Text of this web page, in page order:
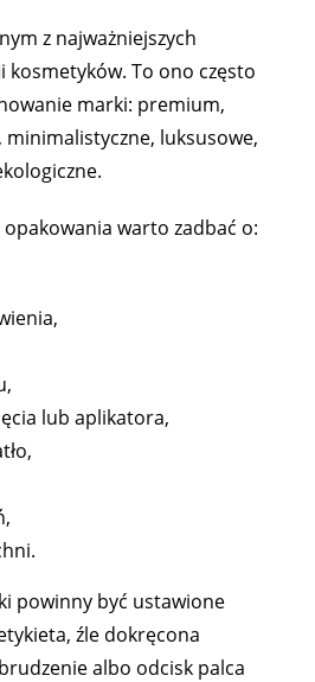
z najważniejszych
To ono często
marki: premium,
luksusowe,
warto zadbać o:
lub aplikatora,
powinny być ustawione
źle dokręcona
albo odcisk palca